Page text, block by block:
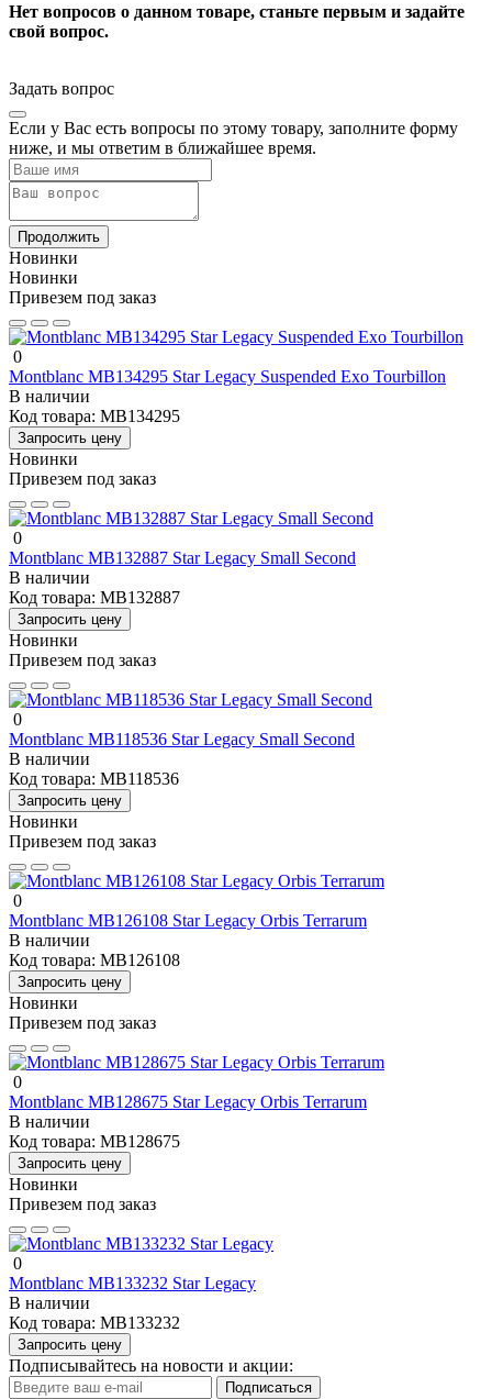
Нет вопросов о данном товаре, станьте первым и задайте
свой вопрос.
Задать вопрос
Если у Вас есть вопросы по этому товару, заполните форму
ниже, и мы ответим в ближайшее время.
Продолжить
Новинки
Новинки
Привезем под заказ
0
Montblanc MB134295 Star Legacy Suspended Exo Tourbillon
В наличии
Код товара: MB134295
Запросить цену
Новинки
Привезем под заказ
0
Montblanc MB132887 Star Legacy Small Second
В наличии
Код товара: MB132887
Запросить цену
Новинки
Привезем под заказ
0
Montblanc MB118536 Star Legacy Small Second
В наличии
Код товара: MB118536
Запросить цену
Новинки
Привезем под заказ
0
Montblanc MB126108 Star Legacy Orbis Terrarum
В наличии
Код товара: MB126108
Запросить цену
Новинки
Привезем под заказ
0
Montblanc MB128675 Star Legacy Orbis Terrarum
В наличии
Код товара: MB128675
Запросить цену
Новинки
Привезем под заказ
0
Montblanc MB133232 Star Legacy
В наличии
Код товара: MB133232
Запросить цену
Подписывайтесь на новости и акции:
Подписаться